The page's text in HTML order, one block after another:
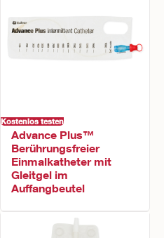
Kostenlos testen
Advance Plus™
Berührungsfreier
Einmalkatheter mit
Gleitgel im
Auffangbeutel